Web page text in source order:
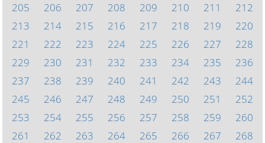
205
206 207 208 209 210 211
212
213
214 215 216 217 218 219
220
221
222 223 224 225 226 227
228
229
230 231 232 233 234 235
236
237
238 239 240 241 242 243
244
245
246 247 248 249 250 251
252
253
254 255 256 257 258 259
260
261
262 263 264 265 266 267
268